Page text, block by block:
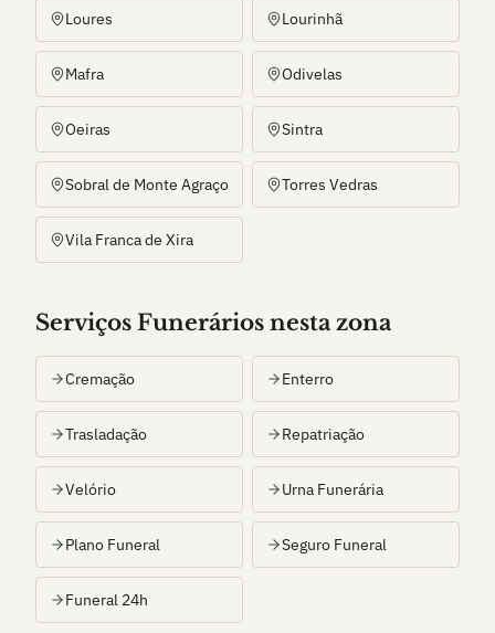
Loures Lourinhã
Mafra Odivelas
Oeiras Sintra
Sobral de Monte Agraço Torres Vedras
Vila Franca de Xira
Serviços Funerários nesta zona
Cremação Enterro
Trasladação Repatriação
Velório Urna Funerária
Plano Funeral Seguro Funeral
Funeral 24h